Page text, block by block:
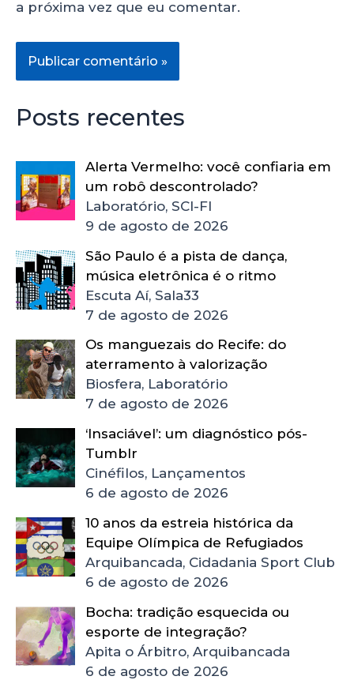
a próxima vez que eu comentar.
Posts recentes
Alerta Vermelho: você confiaria em
um robô descontrolado?
Laboratório, SCI-FI
9 de agosto de 2026
São Paulo é a pista de dança,
música eletrônica é o ritmo
Escuta Aí, Sala33
7 de agosto de 2026
Os manguezais do Recife: do
aterramento à valorização
Biosfera, Laboratório
7 de agosto de 2026
‘Insaciável’: um diagnóstico pós-
Tumblr
Cinéfilos, Lançamentos
6 de agosto de 2026
10 anos da estreia histórica da
Equipe Olímpica de Refugiados
Arquibancada, Cidadania Sport Club
6 de agosto de 2026
Bocha: tradição esquecida ou
esporte de integração?
Apita o Árbitro, Arquibancada
6 de agosto de 2026